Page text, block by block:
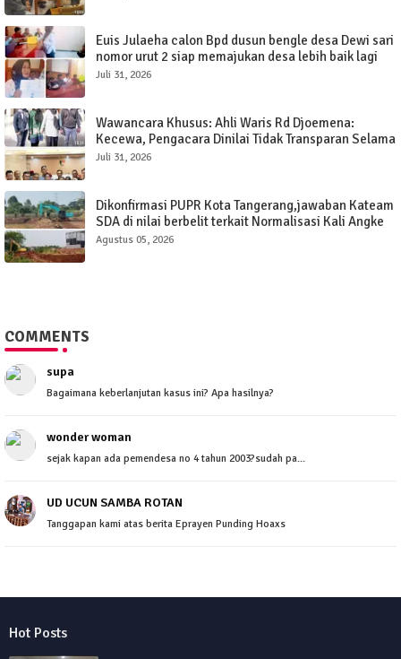
Euis Julaeha calon Bpd dusun bengle desa Dewi sari
nomor urut 2 siap memajukan desa lebih baik lagi
Juli 31, 2026
Wawancara Khusus: Ahli Waris Rd Djoemena:
Kecewa, Pengacara Dinilai Tidak Transparan Selama
Tujuh Tahun.
Juli 31, 2026
Dikonfirmasi PUPR Kota Tangerang,jawaban Kateam
SDA di nilai berbelit terkait Normalisasi Kali Angke
Sudimara Pinang.
Agustus 05, 2026
COMMENTS
supa
Bagaimana keberlanjutan kasus ini? Apa hasilnya?
wonder woman
sejak kapan ada pemendesa no 4 tahun 2003?sudah pa...
UD UCUN SAMBA ROTAN
Tanggapan kami atas berita Eprayen Punding Hoaxs
Hot Posts